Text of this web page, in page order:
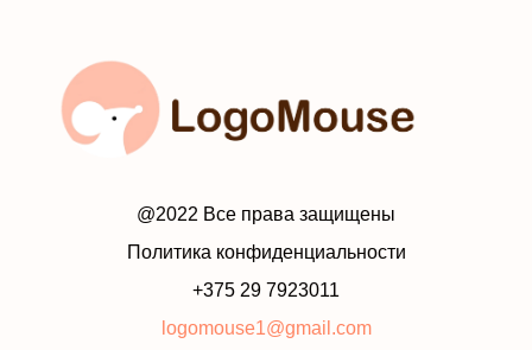
@2022 Все права защищены
Политика конфиденциальности
+375 29 7923011
logomouse1@gmail.com